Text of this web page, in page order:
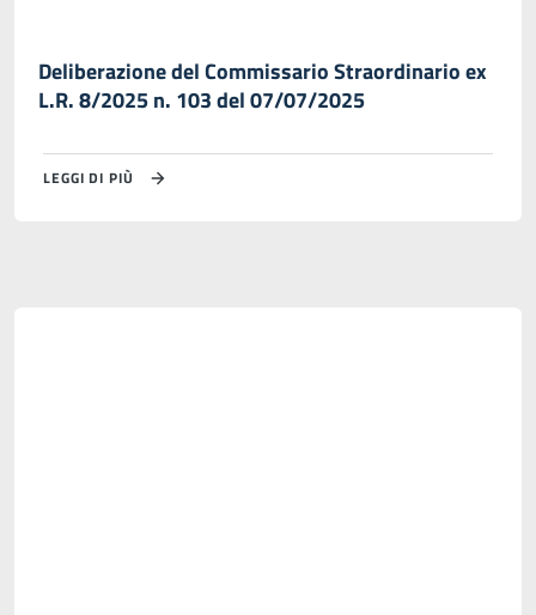
Deliberazione del Commissario Straordinario ex
L.R. 8/2025 n. 103 del 07/07/2025
LEGGI DI PIÙ